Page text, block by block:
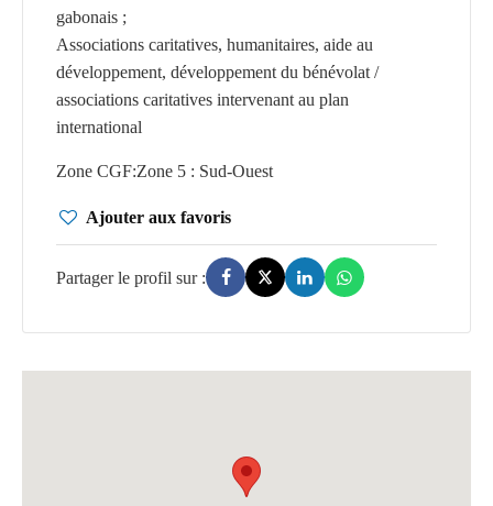
Assurance
Décès
Voyage
gabonais ;
Associations caritatives, humanitaires, aide au
développement, développement du bénévolat /
associations caritatives intervenant au plan
international
Zone CGF:Zone 5 : Sud-Ouest
Ajouter aux favoris